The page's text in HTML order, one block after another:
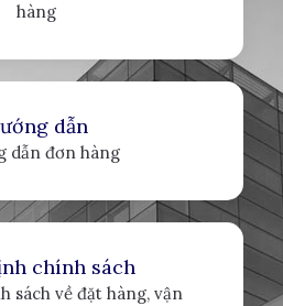
hàng
dẫn
dẫn đơn hàng
chính sách
sách về đặt hàng, vận